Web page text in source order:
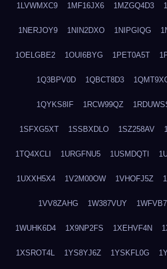
1LVWMXC9 1MF16JX6 1MZGQ4D3
1NERJOY9 1NIN2DXO 1NIPGIQG
1OELGBE2 1OUI6BYG 1PET0A5T
1Q3BPV0D 1QBCT8D3
1QYKS8IF 1RCW99QZ
1SFXG5XT 1SSBXDLO 1SZ258AV
1TQ4XCLI 1URGFNU5 1USMDQTI
1UXXH5X4 1V2M00OW 1VHOFJ5Z
1VV8ZAHG 1W387VUY
1WUHK6D4 1X9NP2FS 1XEHVF4N
1XSROT4L 1YS8YJ6Z 1YSKFL0G